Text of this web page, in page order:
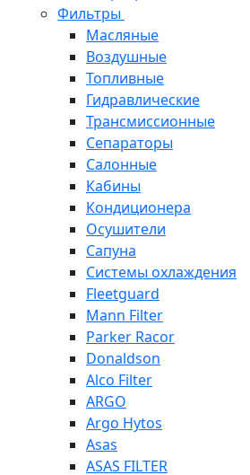
Фильтры
Масляные
Воздушные
Топливные
Гидравлические
Трансмиссионные
Сепараторы
Салонные
Кабины
Кондиционера
Осушители
Сапуна
Системы охлаждения
Fleetguard
Mann Filter
Parker Racor
Donaldson
Alco Filter
ARGO
Argo Hytos
Asas
ASAS FILTER